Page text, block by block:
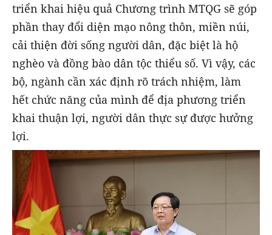
triển khai hiệu quả Chương trình MTQG sẽ góp
phần thay đổi diện mạo nông thôn, miền núi,
cải thiện đời sống người dân, đặc biệt là hộ
nghèo và đồng bào dân tộc thiểu số. Vì vậy, các
bộ, ngành cần xác định rõ trách nhiệm, làm
hết chức năng của mình để địa phương triển
khai thuận lợi, người dân thực sự được hưởng
lợi.